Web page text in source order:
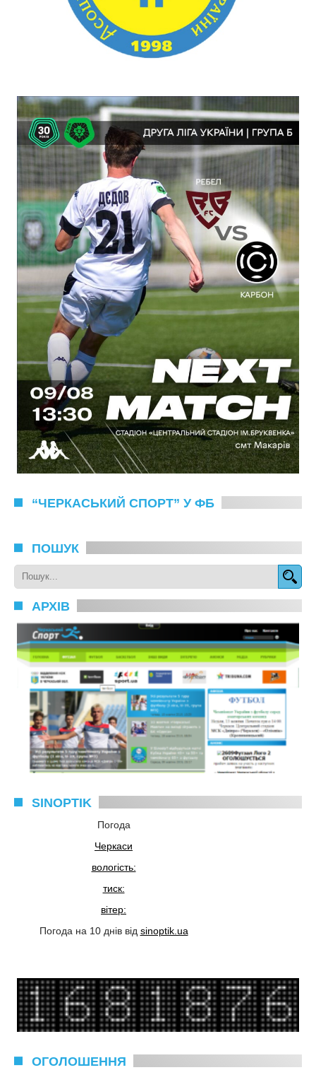
“ЧЕРКАСЬКИЙ СПОРТ” У ФБ
ПОШУК
АРХІВ
SINOPTIK
Погода
Черкаси
вологість:
тиск:
вітер:
Погода на 10 днів від sinoptik.ua
ОГОЛОШЕННЯ